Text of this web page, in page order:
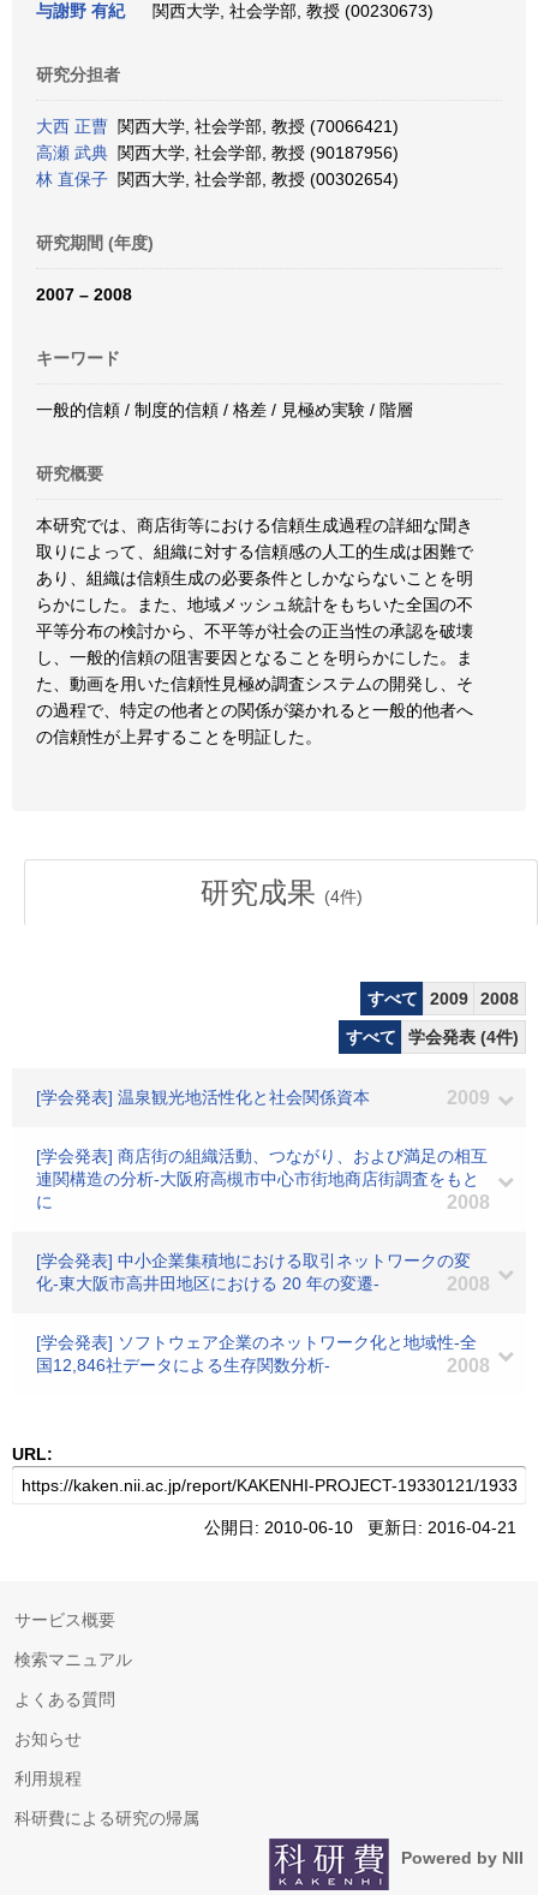
与謝野 有紀 関西大学, 社会学部, 教授 (00230673)
研究分担者
大西 正曹 関西大学, 社会学部, 教授 (70066421)
高瀬 武典 関西大学, 社会学部, 教授 (90187956)
林 直保子 関西大学, 社会学部, 教授 (00302654)
研究期間 (年度)
2007 – 2008
キーワード
一般的信頼 / 制度的信頼 / 格差 / 見極め実験 / 階層
研究概要
本研究では、商店街等における信頼生成過程の詳細な聞き
取りによって、組織に対する信頼感の人工的生成は困難で
あり、組織は信頼生成の必要条件としかならないことを明
らかにした。また、地域メッシュ統計をもちいた全国の不
平等分布の検討から、不平等が社会の正当性の承認を破壊
し、一般的信頼の阻害要因となることを明らかにした。ま
た、動画を用いた信頼性見極め調査システムの開発し、そ
の過程で、特定の他者との関係が築かれると一般的他者へ
の信頼性が上昇することを明証した。
研究成果 (4件)
すべて 2009
2008
すべて
学会発表 (4件)
[学会発表] 温泉観光地活性化と社会関係資本 2009
[学会発表] 商店街の組織活動、つながり、および満足の相互
連関構造の分析-大阪府高槻市中心市街地商店街調査をもと
に
2008
[学会発表] 中小企業集積地における取引ネットワークの変
化-東大阪市高井田地区における 20 年の変遷-
2008
[学会発表] ソフトウェア企業のネットワーク化と地域性-全
国12,846社データによる生存関数分析-
2008
URL:
公開日: 2010-06-10 更新日: 2016-04-21
サービス概要
検索マニュアル
よくある質問
お知らせ
利用規程
科研費による研究の帰属
Powered by NII